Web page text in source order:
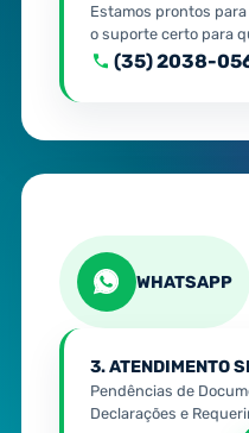
Estamos prontos
o suporte certo para
(35) 2038-
WHATSAPP
3. ATENDIMENTO
Pendências de
Declarações e